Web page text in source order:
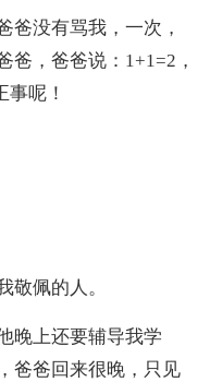
没有骂我，一次，
爸，爸爸说：1+1=2，
呢！
佩的人。
上还要辅导我学
爸爸回来很晚，只见